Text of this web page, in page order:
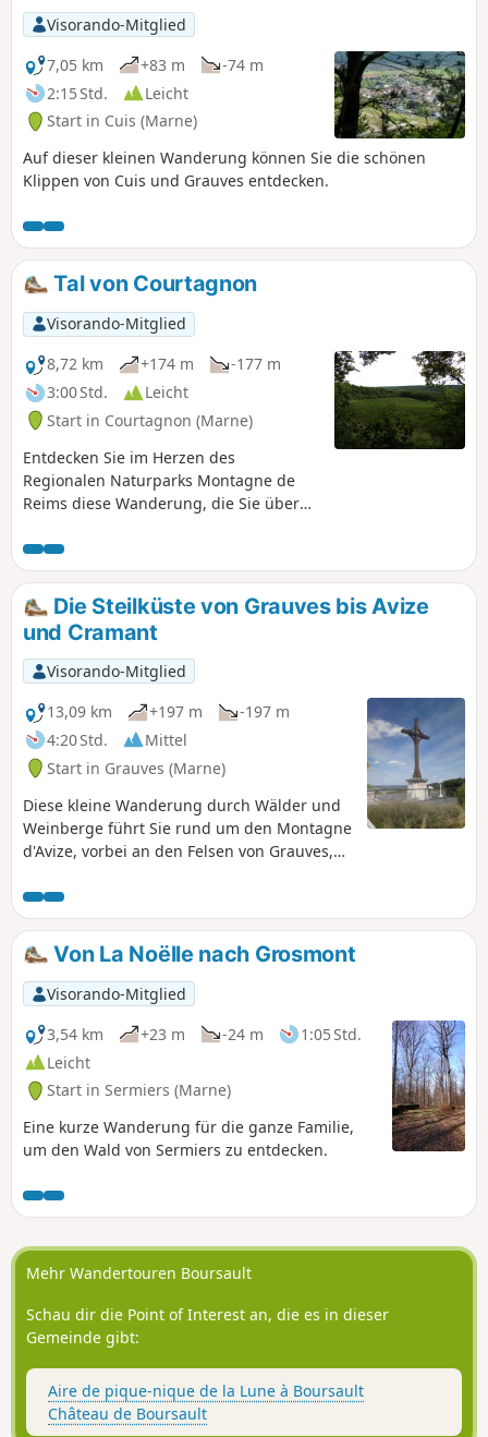
Visorando-Mitglied
7,05 km
+83 m
-74 m
2:15 Std.
Leicht
Start in Cuis (Marne)
Auf dieser kleinen Wanderung können Sie die schönen
Klippen von Cuis und Grauves entdecken.
Tal von Courtagnon
Visorando-Mitglied
8,72 km
+174 m
-177 m
3:00 Std.
Leicht
Start in Courtagnon (Marne)
Entdecken Sie im Herzen des
Regionalen Naturparks Montagne de
Reims diese Wanderung, die Sie über
führt, einem kleinen Dorf in der
Champagne am Ende einer Sackgasse.
Ein Hauch von Mittelgebirge.
Die Steilküste von Grauves bis Avize
und Cramant
Visorando-Mitglied
13,09 km
+197 m
-197 m
4:20 Std.
Mittel
Start in Grauves (Marne)
Diese kleine Wanderung durch Wälder und
Weinberge führt Sie rund um den Montagne
d'Avize, vorbei an den Felsen von Grauves,
schönen Aussichtspunkt von Cramant. Ein
360°-Blick auf die Region! Dieser Rundweg
ist größtenteils nicht ausgeschildert. Die
Nutzung der App wird zwischen (7) und (11)
empfohlen. Während der Jagdsaison zu
vermeiden.
Von La Noëlle nach Grosmont
Visorando-Mitglied
3,54 km
+23 m -24 m
1:05 Std.
Leicht
Start in Sermiers (Marne)
Eine kurze Wanderung für die ganze Familie,
um den Wald von Sermiers zu entdecken.
Mehr Wandertouren Boursault
Schau dir die Point of Interest an, die es in dieser
Gemeinde gibt:
Aire de pique-nique de la Lune à Boursault
Château de Boursault